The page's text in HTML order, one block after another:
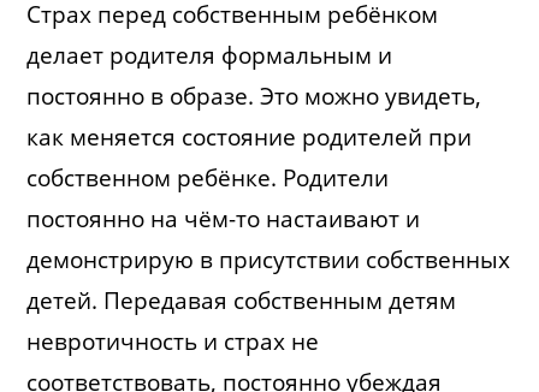
Страх перед собственным ребёнком
делает родителя формальным и
постоянно в образе. Это можно увидеть,
как меняется состояние родителей при
собственном ребёнке. Родители
постоянно на чём-то настаивают и
демонстрирую в присутствии собственных
детей. Передавая собственным детям
невротичность и страх не
соответствовать, постоянно убеждая